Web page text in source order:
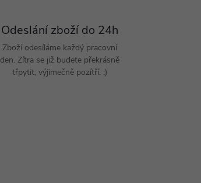
Odeslání zboží do 24h
Zboží odesíláme každý pracovní
den. Zítra se již budete překrásně
třpytit, výjimečně pozítří. :)